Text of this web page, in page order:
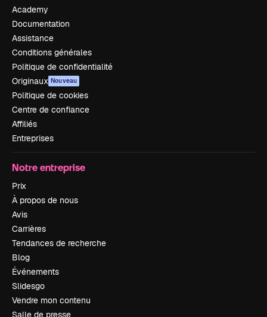
Academy
Documentation
Assistance
Conditions générales
Politique de confidentialité
Originaux Nouveau
Politique de cookies
Centre de confiance
Affiliés
Entreprises
Notre entreprise
Prix
À propos de nous
Avis
Carrières
Tendances de recherche
Blog
Événements
Slidesgo
Vendre mon contenu
Salle de presse